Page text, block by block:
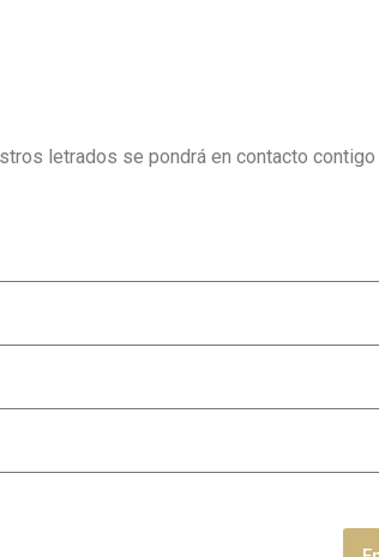
letrados se pondrá en contacto contigo